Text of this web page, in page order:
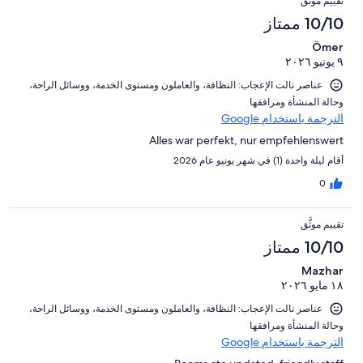
النزلاء
من
تقييمات
أصل
988
من
تقييمات
النزلاء
10/10 ممتاز
Ömer
٩ يونيو ٢٠٢٦
عناصر نالت الإعجاب: ⁦النظافة⁩، و⁦العاملون ومستوى الخدمة⁩، و⁦وسائل الراحة⁩،
و⁦حالة المنشأة ومرافقها⁩
الترجمة باستخدام Google
Alles war perfekt, nur empfehlenswert
أقام ليلة واحدة (1) في شهر يونيو عام 2026
0
تقييم موثَّق
10/10 ممتاز
Mazhar
١٨ مايو ٢٠٢٦
عناصر نالت الإعجاب: ⁦النظافة⁩، و⁦العاملون ومستوى الخدمة⁩، و⁦وسائل الراحة⁩،
و⁦حالة المنشأة ومرافقها⁩
الترجمة باستخدام Google